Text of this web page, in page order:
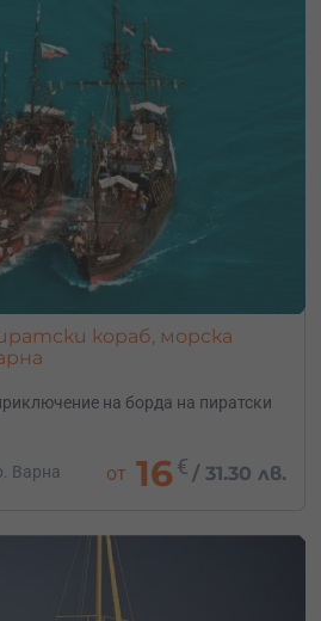
кораб, морска
на борда на пиратски
Варна от 16€ / 31.30 лв.